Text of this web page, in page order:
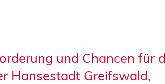
und Chancen für
Hansestadt Greifswald,